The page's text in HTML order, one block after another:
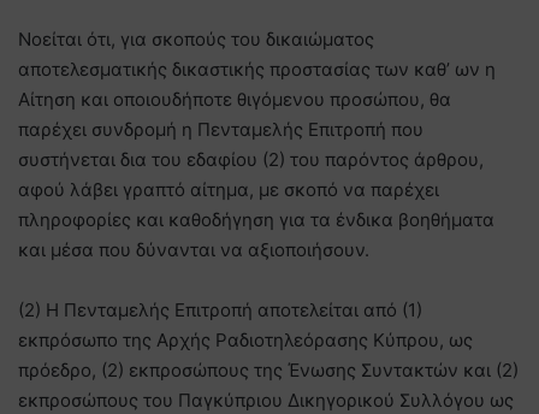
Νοείται ότι, για σκοπούς του δικαιώματος
αποτελεσματικής δικαστικής προστασίας των καθ’ ων η
Αίτηση και οποιουδήποτε θιγόμενου προσώπου, θα
παρέχει συνδρομή η Πενταμελής Επιτροπή που
συστήνεται δια του εδαφίου (2) του παρόντος άρθρου,
αφού λάβει γραπτό αίτημα, με σκοπό να παρέχει
πληροφορίες και καθοδήγηση για τα ένδικα βοηθήματα
και μέσα που δύνανται να αξιοποιήσουν.
(2) Η Πενταμελής Επιτροπή αποτελείται από (1)
εκπρόσωπο της Αρχής Ραδιοτηλεόρασης Κύπρου, ως
πρόεδρο, (2) εκπροσώπους της Ένωσης Συντακτών και (2)
εκπροσώπους του Παγκύπριου Δικηγορικού Συλλόγου ως